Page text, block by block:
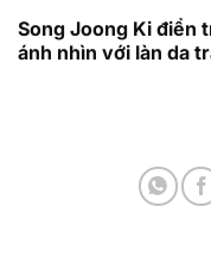
Song Joong Ki điển
ánh nhìn với làn da